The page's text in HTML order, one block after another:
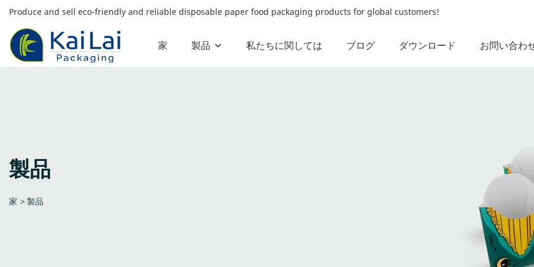
Produce and sell eco-friendly and reliable disposable paper food packaging products for global customers!
家 製品 私たちに関しては ブログ ダウンロード お問い合わ
製品
家 > 製品